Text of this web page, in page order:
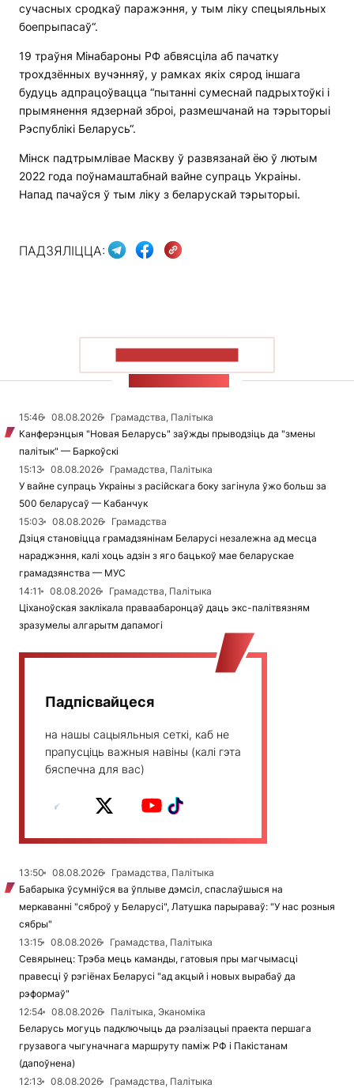
сучасных сродкаў паражэння, у тым ліку спецыяльных
боепрыпасаў“.
19 траўня Мінабароны РФ абвясціла аб пачатку
трохдзённых вучэнняў, у рамках якіх сярод іншага
будуць адпрацоўвацца “пытанні сумеснай падрыхтоўкі і
прымянення ядзернай зброі, размешчанай на тэрыторыі
Рэспублікі Беларусь“.
Мінск падтрымлівае Маскву ў развязанай ёю ў лютым
2022 года поўнамаштабнай вайне супраць Украіны.
Напад пачаўся ў тым ліку з беларускай тэрыторыі.
ПАДЗЯЛІЦЦА:
15:46 08.08.2026
Грамадства, Палітыка
Канферэнцыя "Новая Беларусь" заўжды прыводзіць да "змены
палітык" — Баркоўскі
15:13
08.08.2026
Грамадства, Палітыка
У вайне супраць Украіны з расійскага боку загінула ўжо больш за
500 беларусаў — Кабанчук
15:03
08.08.2026
Грамадства
Дзіця становіцца грамадзянінам Беларусі незалежна ад месца
нараджэння, калі хоць адзін з яго бацькоў мае беларускае
грамадзянства — МУС
14:11
08.08.2026
Грамадства, Палітыка
Ціханоўская заклікала праваабаронцаў даць экс-палітвязням
зразумелы алгарытм дапамогі
Падпісвайцеся
на нашы сацыяльныя сеткі, каб не
прапусціць важныя навіны (калі гэта
бяспечна для вас)
13:50 08.08.2026
Грамадства, Палітыка
Бабарыка ўсумніўся ва ўплыве дэмсіл, спаслаўшыся на
меркаванні "сяброў у Беларусі", Латушка парыраваў: "У нас розныя
сябры"
13:15
08.08.2026
Грамадства, Палітыка
Севярынец: Трэба мець каманды, гатовыя пры магчымасці
правесці ў рэгіёнах Беларусі "ад акцый і новых вырабаў да
рэформаў"
12:54
08.08.2026
Палітыка, Эканоміка
Беларусь могуць падключыць да рэалізацыі праекта першага
грузавога чыгуначнага маршруту паміж РФ і Пакістанам
(дапоўнена)
12:13
08.08.2026
Грамадства, Палітыка